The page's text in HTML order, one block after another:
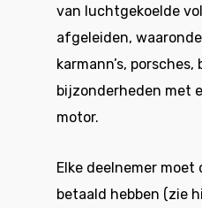
van luchtgekoelde
afgeleiden,
karmann’s,
bijzonderheden met
motor.
Elke deelnemer moet
betaald hebben (zie